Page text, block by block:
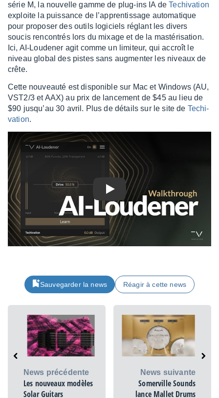
série M, la nouvelle gamme de plug-ins IA deTechi­va­tion
exploite la puis­sance de l’ap­pren­tis­sage auto­ma­tique
pour propo­ser des outils logi­ciels réglant les divers
soucis rencon­trés lors du mixage et de la masté­ri­sa­tion.
Ici, AI-Loude­ner agit comme un limi­teur, qui accroît le
niveau global des pistes sans augmen­ter les niveaux de
crête.
Cette nouveauté est dispo­nible sur Mac et Windows (AU,
VST2/3 et AAX) au prix de lance­ment de $45 au lieu de
$90 jusqu’au 30 avril. Plus de détails sur le site de Techi­
va­tion.
Play
Sauvegarder la news Réagir à cette news
News précédente
Les nouveaux modèles
Solar Guitars
News suivante
Somerville Sounds
lance Mallet Drums